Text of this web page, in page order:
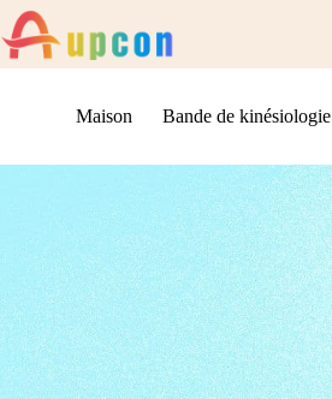
Maison Bande de kinésiologie